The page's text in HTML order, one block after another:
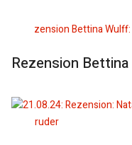
Rezension